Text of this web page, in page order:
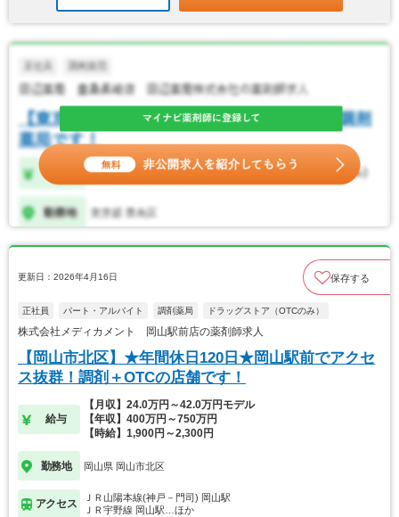
更新日：2026年4月16日 保存する
正社員 パート・アルバイト 調剤薬局 ドラッグストア（OTCのみ）
株式会社メディカメント 岡山駅前店の薬剤師求人
【岡山市北区】★年間休日120日★岡山駅前でアクセ
ス抜群！調剤＋OTCの店舗です！
給与
【月収】24.0万円～42.0万円モデル
【年収】400万円～750万円
【時給】1,900円～2,300円
勤務地 岡山県 岡山市北区
アクセス
ＪＲ山陽本線(神戸－門司) 岡山駅
ＪＲ宇野線 岡山駅…ほか